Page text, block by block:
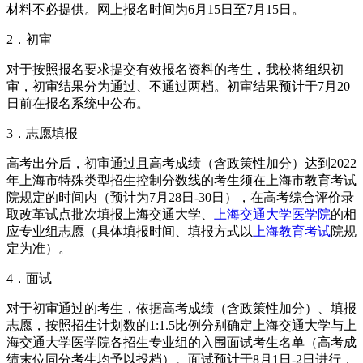
材料不必提供。网上报名时间为6月15日至7月15日。
2．初审
对于按照报名要求提交有效报名资料的考生，我校将组织初
审，初审结果分为通过、不通过两档。初审结果预计于7月20
日前在报名系统中公布。
3．志愿填报
高考出分后，初审通过且高考成绩（含政策性加分）达到2022
年上海市特殊类型招生控制分数线的考生须在上海市教育考试
院规定的时间内（预计为7月28日-30日），在高考综合评价录
取改革试点批次填报上海交通大学、
上海交通大学医学院的相
应专业组志愿（具体填报时间、填报方式以 上海教育考试院规
定为准）。
4．面试
对于初审通过的考生，依据高考成绩（含政策性加分）、填报
志愿，按照招生计划数的1:1.5比例分别确定上海交通大学与上
海交通大学医学院各招生专业组的入围面试考生名单（高考成
绩末位同分考生均予以投档）。面试预计于8月1日-2日进行，